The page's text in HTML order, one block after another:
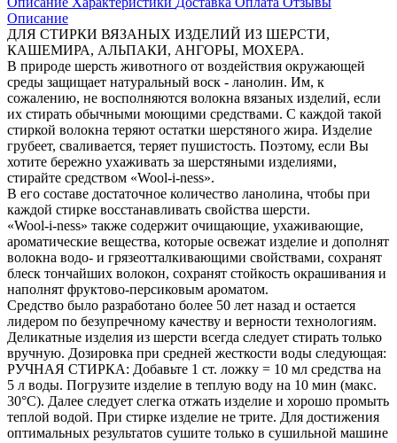
Описание
ДЛЯ СТИРКИ ВЯЗАНЫХ ИЗДЕЛИЙ ИЗ ШЕРСТИ,
КАШЕМИРА, АЛЬПАКИ, АНГОРЫ, МОХЕРА.
В природе шерсть животного от воздействия окружающей
среды защищает натуральный воск - ланолин. Им, к
сожалению, не восполняются волокна вязаных изделий, если
их стирать обычными моющими средствами. С каждой такой
стиркой волокна теряют остатки шерстяного жира. Изделие
грубеет, сваливается, теряет пушистость. Поэтому, если Вы
хотите бережно ухаживать за шерстяными изделиями,
стирайте средством «Wool-i-ness».
В его составе достаточное количество ланолина, чтобы при
каждой стирке восстанавливать свойства шерсти.
«Wool-i-ness» также содержит очищающие, ухаживающие,
ароматические вещества, которые освежат изделие и дополнят
волокна водо- и грязеотталкивающими свойствами, сохранят
блеск тончайших волокон, сохранят стойкость окрашивания и
наполнят фруктово-персиковым ароматом.
Средство было разработано более 50 лет назад и остается
лидером по безупречному качеству и верности технологиям.
Деликатные изделия из шерсти всегда следует стирать только
вручную. Дозировка при средней жесткости воды следующая:
РУЧНАЯ СТИРКА: Добавьте 1 ст. ложку = 10 мл средства на
5 л воды. Погрузите изделие в теплую воду на 10 мин (макс.
30°C). Далее следует слегка отжать изделие и хорошо промыть
теплой водой. При стирке изделие не трите. Для достижения
оптимальных результатов сушите только в сушильной машине